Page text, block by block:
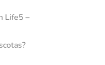
Life5 –